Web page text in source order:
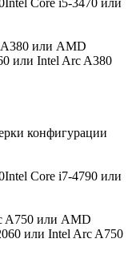
Intel Core i5-3470 или
или AMD
или Intel Arc A380
конфигурации
Intel Core i7-4790 или
A750 или AMD
или Intel Arc A750